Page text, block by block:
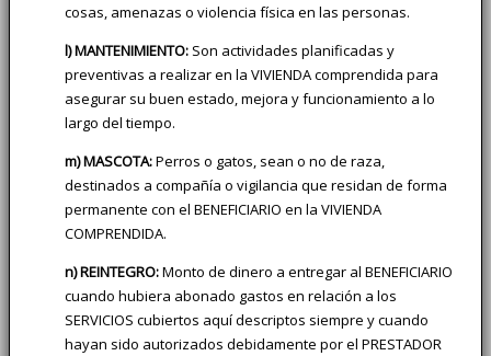
cosas, amenazas o violencia física en las personas.
l) MANTENIMIENTO: Son actividades planificadas y
preventivas a realizar en la VIVIENDA comprendida para
asegurar su buen estado, mejora y funcionamiento a lo
largo del tiempo.
m) MASCOTA:Perros o gatos, sean o no de raza,
destinados a compañía o vigilancia que residan de forma
permanente con el BENEFICIARIO en la VIVIENDA
COMPRENDIDA.
n) REINTEGRO:Monto de dinero a entregar al BENEFICIARIO
cuando hubiera abonado gastos en relación a los
SERVICIOS cubiertos aquí descriptos siempre y cuando
hayan sido autorizados debidamente por el PRESTADOR